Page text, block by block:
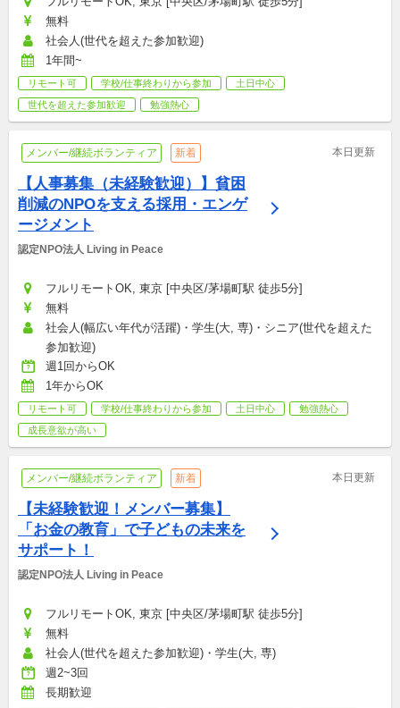
無料
社会人(世代を超えた参加歓迎)
1年間~
リモート可 学校/仕事終わりから参加
土日中心
世代を超えた参加歓迎
勉強熱心
メンバー/継続ボランティア 新着 本日更新
【人事募集（未経験歓迎）】貧困
削減のNPOを支える採用・エンゲ
ージメント
認定NPO法人 Living in Peace
フルリモートOK, 東京 [中央区/茅場町駅 徒歩5分]
無料
社会人(幅広い年代が活躍)・学生(大, 専)・シニア(世代を超えた
参加歓迎)
週1回からOK
1年からOK
リモート可 学校/仕事終わりから参加 土日中心
勉強熱心
成長意欲が高い
メンバー/継続ボランティア 新着 本日更新
【未経験歓迎！メンバー募集】
「お金の教育」で子どもの未来を
サポート！
認定NPO法人 Living in Peace
フルリモートOK, 東京 [中央区/茅場町駅 徒歩5分]
無料
社会人(世代を超えた参加歓迎)・学生(大, 専)
週2~3回
長期歓迎